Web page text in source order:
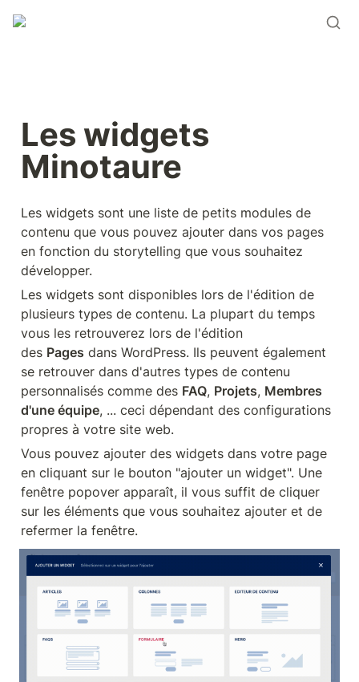
Les widgets
Minotaure
Les widgets sont une liste de petits modules de
contenu que vous pouvez ajouter dans vos pages
en fonction du storytelling que vous souhaitez
développer.
Les widgets sont disponibles lors de l'édition de
plusieurs types de contenu. La plupart du temps
vous les retrouverez lors de l'édition
des Pages dans WordPress. Ils peuvent également
se retrouver dans d'autres types de contenu
personnalisés comme des FAQ, Projets, Membres
d'une équipe, ... ceci dépendant des configurations
propres à votre site web.
Vous pouvez ajouter des widgets dans votre page
en cliquant sur le bouton "ajouter un widget". Une
fenêtre popover apparaît, il vous suffit de cliquer
sur les éléments que vous souhaitez ajouter et de
refermer la fenêtre.